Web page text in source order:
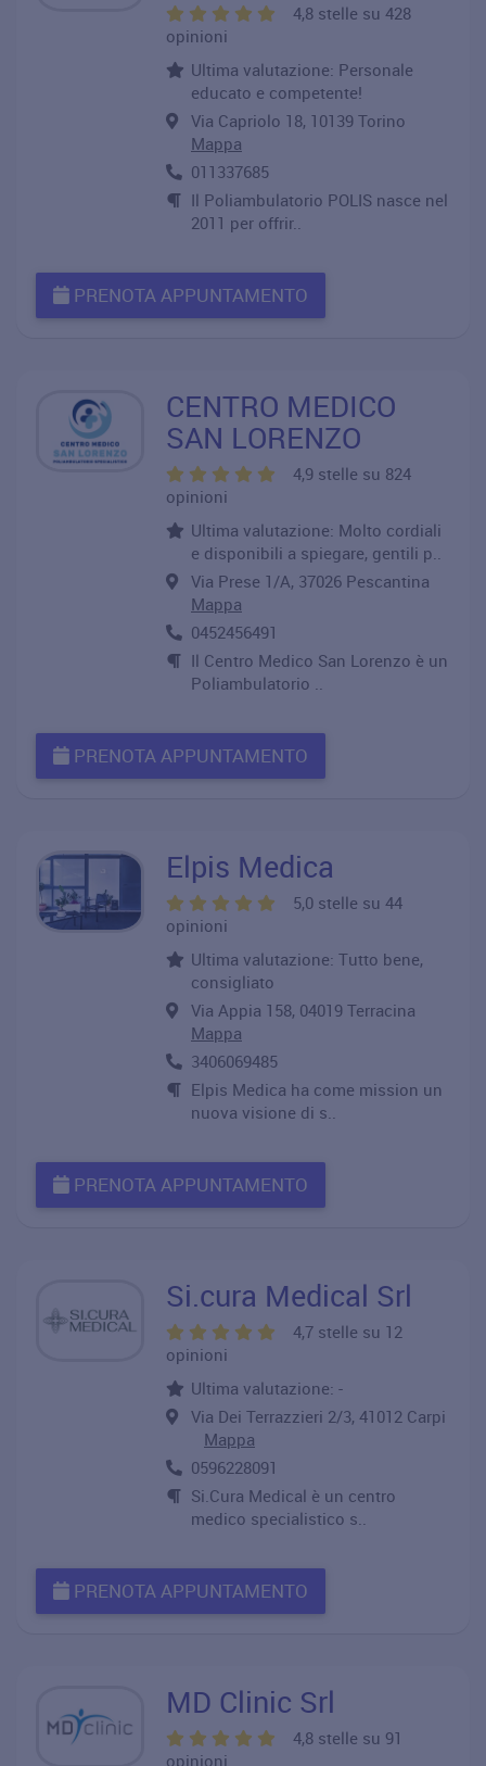
4,8 stelle su 428
opinioni
Ultima valutazione: Personale
educato e competente!
Via Capriolo 18, 10139 Torino
Mappa
011337685
Il Poliambulatorio POLIS nasce nel
2011 per offrir..
PRENOTA APPUNTAMENTO
CENTRO MEDICO
SAN LORENZO
4,9 stelle su 824
opinioni
Ultima valutazione: Molto cordiali
e disponibili a spiegare, gentili p..
Via Prese 1/A, 37026 Pescantina
Mappa
0452456491
Il Centro Medico San Lorenzo è un
Poliambulatorio ..
PRENOTA APPUNTAMENTO
Elpis Medica
5,0 stelle su 44
opinioni
Ultima valutazione: Tutto bene,
consigliato
Via Appia 158, 04019 Terracina
Mappa
3406069485
Elpis Medica ha come mission un
nuova visione di s..
PRENOTA APPUNTAMENTO
Si.cura Medical Srl
4,7 stelle su 12
opinioni
Ultima valutazione: -
Via Dei Terrazzieri 2/3, 41012 Carpi
Mappa
0596228091
Si.Cura Medical è un centro
medico specialistico s..
PRENOTA APPUNTAMENTO
MD Clinic Srl
4,8 stelle su 91
opinioni